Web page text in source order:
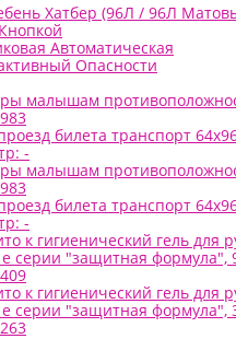
Хатбер (96Л / 96Л
Автоматическая
Опасности
малышам
билета транспорт
-
малышам
билета транспорт
-
к гигиенический гель для
серии "защитная формула",
к гигиенический гель для
серии "защитная формула",